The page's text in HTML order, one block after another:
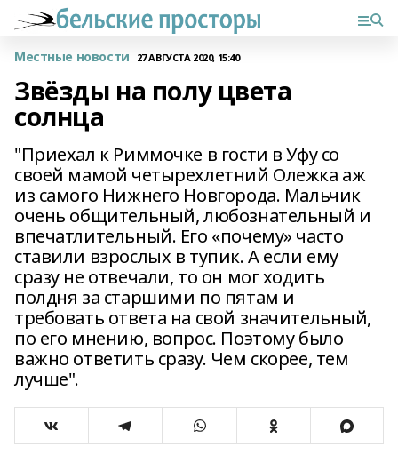
Местные новости 27 АВГУСТА 2020, 15:40
Звёзды на полу цвета
солнца
"Приехал к Риммочке в гости в Уфу со
своей мамой четырехлетний Олежка аж
из самого Нижнего Новгорода. Мальчик
очень общительный, любознательный и
впечатлительный. Его «почему» часто
ставили взрослых в тупик. А если ему
сразу не отвечали, то он мог ходить
полдня за старшими по пятам и
требовать ответа на свой значительный,
по его мнению, вопрос. Поэтому было
важно ответить сразу. Чем скорее, тем
лучше".